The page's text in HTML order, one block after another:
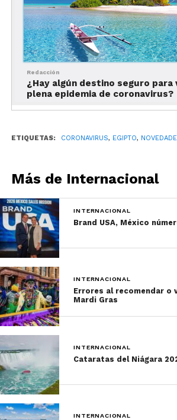
Redacción
¿Hay algún destino seguro para
plena epidemia de coronavirus?
ETIQUETAS: CORONAVIRUS, EGIPTO,
Más de Internacional
INTERNACIONAL
Brand USA, México
INTERNACIONAL
Errores al recomendar o
Mardi Gras
INTERNACIONAL
Cataratas del Niágara
INTERNACIONAL